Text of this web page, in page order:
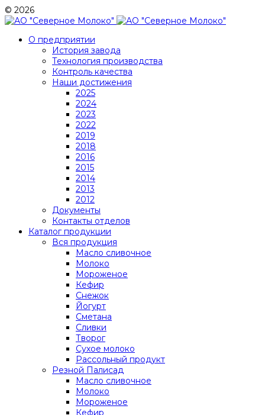
© 2026
О предприятии
История завода
Технология производства
Контроль качества
Наши достижения
2025
2024
2023
2022
2019
2018
2016
2015
2014
2013
2012
Документы
Контакты отделов
Каталог продукции
Вся продукция
Масло сливочное
Молоко
Мороженое
Кефир
Снежок
Йогурт
Сметана
Сливки
Творог
Сухое молоко
Рассольный продукт
Резной Палисад
Масло сливочное
Молоко
Мороженое
Кефир